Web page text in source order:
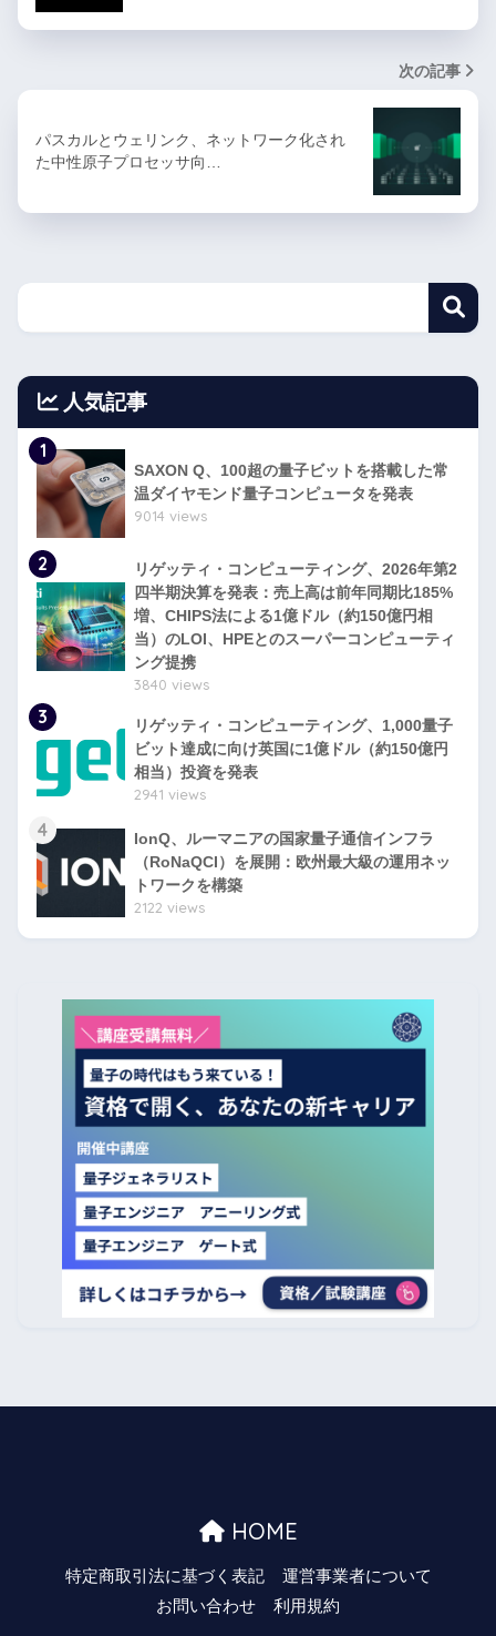
次の記事
パスカルとウェリンク、ネットワーク化され
た中性原子プロセッサ向…
人気記事
1
SAXON Q、100超の量子ビットを搭載した常
温ダイヤモンド量子コンピュータを発表
9014 views
2
リゲッティ・コンピューティング、2026年第2
四半期決算を発表：売上高は前年同期比185%
増、CHIPS法による1億ドル（約150億円相
当）のLOI、HPEとのスーパーコンピューティ
ング提携
3840 views
3
リゲッティ・コンピューティング、1,000量子
ビット達成に向け英国に1億ドル（約150億円
相当）投資を発表
2941 views
4
IonQ、ルーマニアの国家量子通信インフラ
（RoNaQCI）を展開：欧州最大級の運用ネッ
トワークを構築
2122 views
HOME
特定商取引法に基づく表記
運営事業者について
お問い合わせ
利用規約